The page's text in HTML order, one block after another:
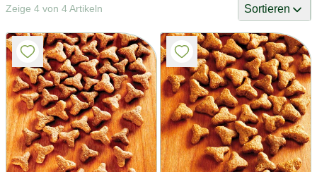
Zeige 4 von 4 Artikeln Sortieren